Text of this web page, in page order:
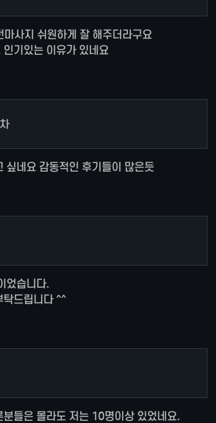
마사지 쉬원하게 잘 해주더라구요
기있는 이유가 있네요
싶네요 감동적인 후기들이 많은듯
었습니다.
탁드립니다 ^^
분들은 몰라도 저는 10명이상 있었네요.